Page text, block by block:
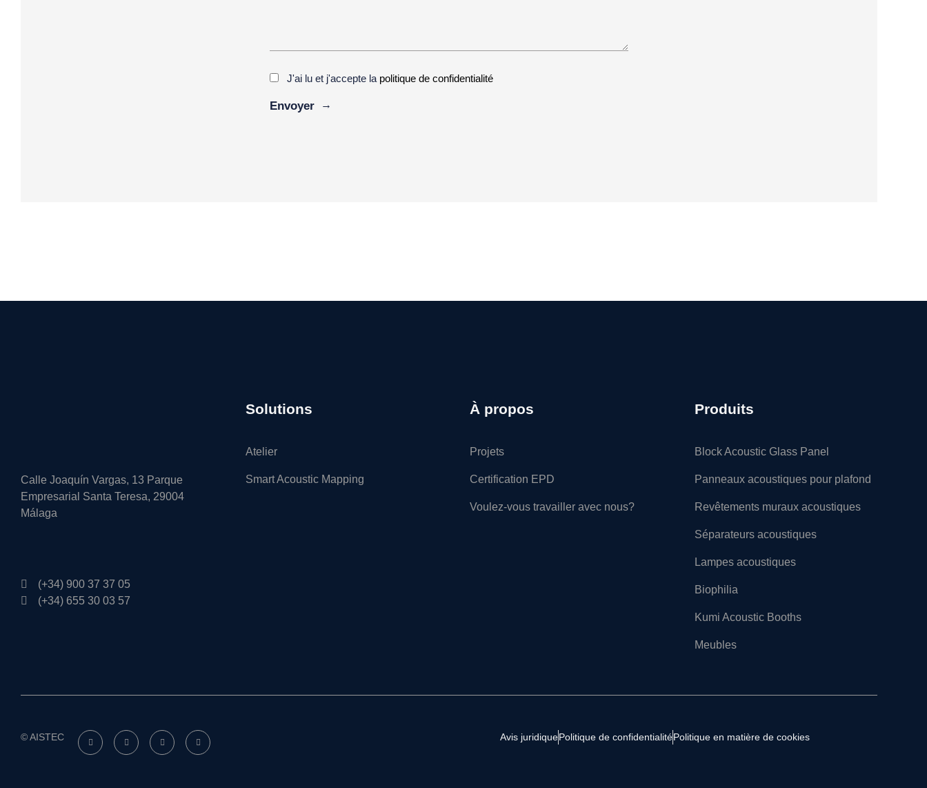
J'ai lu et j'accepte la politique de confidentialité
Calle Joaquín Vargas, 13 Parque
Empresarial Santa Teresa, 29004
Málaga
(+34) 900 37 37 05
(+34) 655 30 03 57
Solutions
Atelier
Smart Acoustic Mapping
À propos
Projets
Certification EPD
Voulez-vous travailler avec nous?
Produits
Block Acoustic Glass Panel
Panneaux acoustiques pour plafond
Revêtements muraux acoustiques
Séparateurs acoustiques
Lampes acoustiques
Biophilia
Kumi Acoustic Booths
Meubles
© AISTEC Avis juridiquePolitique de confidentialitéPolitique en matière de cookies